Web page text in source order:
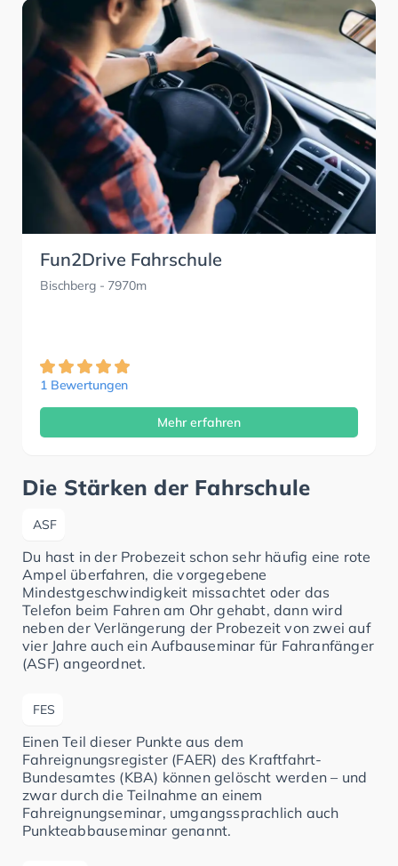
Fun2Drive Fahrschule
Bischberg- 7970m
1 Bewertungen
Mehr erfahren
Die Stärken der Fahrschule
ASF
Du hast in der Probezeit schon sehr häufig eine rote
Ampel überfahren, die vorgegebene
Mindestgeschwindigkeit missachtet oder das
Telefon beim Fahren am Ohr gehabt, dann wird
neben der Verlängerung der Probezeit von zwei auf
vier Jahre auch ein Aufbauseminar für Fahranfänger
(ASF) angeordnet.
FES
Einen Teil dieser Punkte aus dem
Fahreignungsregister (FAER) des Kraftfahrt-
Bundesamtes (KBA) können gelöscht werden – und
zwar durch die Teilnahme an einem
Fahreignungseminar, umgangssprachlich auch
Punkteabbauseminar genannt.